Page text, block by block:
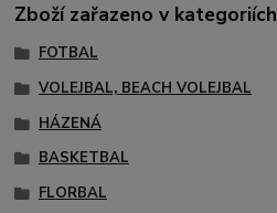
Zboží zařazeno v kategoriích
FOTBAL
VOLEJBAL, BEACH VOLEJBAL
HÁZENÁ
BASKETBAL
FLORBAL